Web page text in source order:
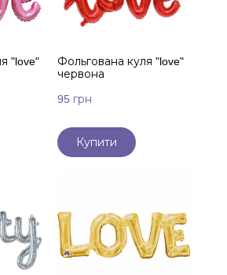
"love"
Фольгована куля "love"
червона
95 грн
Купити